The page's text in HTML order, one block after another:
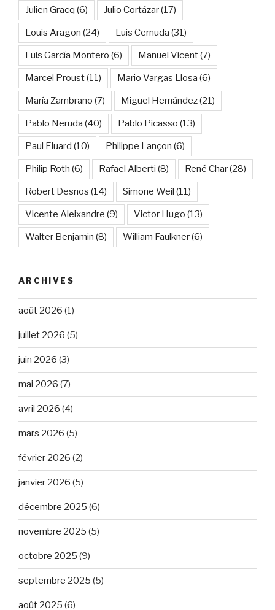
Julien Gracq (6) Julio Cortázar(17)
Louis Aragon (24) Luis Cernuda (31)
Luis García Montero (6) Manuel Vicent(7)
Marcel Proust(11) Mario Vargas Llosa (6)
María Zambrano (7) Miguel Hernández(21)
Pablo Neruda (40) Pablo Picasso (13)
Paul Eluard (10) Philippe Lançon (6)
Philip Roth (6) Rafael Alberti (8) René Char(28)
Robert Desnos (14) Simone Weil (11)
Vicente Aleixandre (9) Victor Hugo (13)
Walter Benjamin (8) William Faulkner(6)
ARCHIVES
août 2026 (1)
juillet 2026 (5)
juin 2026 (3)
mai 2026 (7)
avril 2026 (4)
mars 2026 (5)
février 2026 (2)
janvier 2026 (5)
décembre 2025 (6)
novembre 2025 (5)
octobre 2025 (9)
septembre 2025 (5)
août 2025 (6)